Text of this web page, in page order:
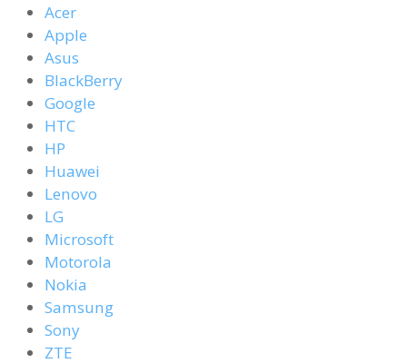
Acer
Apple
Asus
BlackBerry
Google
HTC
HP
Huawei
Lenovo
LG
Microsoft
Motorola
Nokia
Samsung
Sony
ZTE